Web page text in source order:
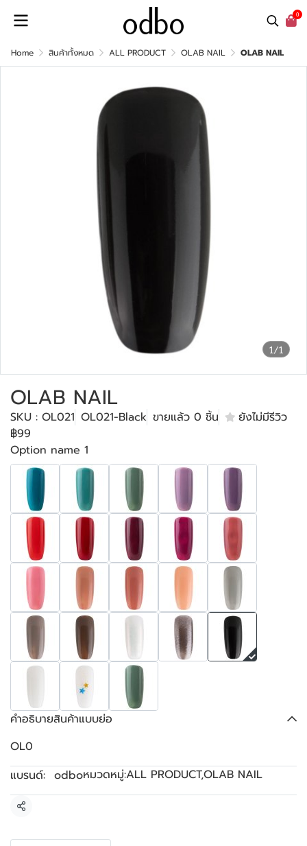
0
Home สินค้าทั้งหมด ALL PRODUCT OLAB NAIL OLAB NAIL
1/1
OLAB NAIL
SKU : OL021 OL021-Black ขายแล้ว 0 ชิ้น
ยังไม่มีรีวิว
฿99
Option name 1
คำอธิบายสินค้าแบบย่อ
OL0
แบรนด์: odboหมวดหมู่:ALL PRODUCT,OLAB NAIL
แชร์